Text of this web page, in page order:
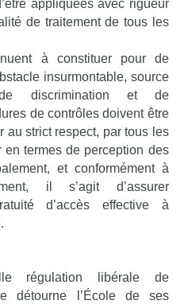
appliquées avec rigueur
de traitement de tous les
à constituer pour de
insurmontable, source
de discrimination et de
de contrôles doivent être
au strict respect, par tous les
termes de perception des
et conformément à
il s’agit d’assurer
d’accès effective à
régulation libérale de
détourne l’École de ses